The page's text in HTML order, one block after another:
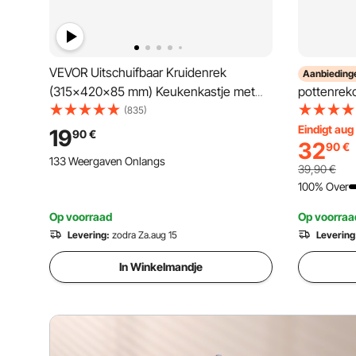
VEVOR Uitschuifbaar Kruidenrek
(315x420x85 mm) Keukenkastje met
Schuiflade Kruidenrek Keukenkastje
Organizer Onderkastplank
345x450x185 mm
(Installatieafmetingen)
(835)
1990€
133 Weergaven Onlangs
Op voorraad
Levering: zodra Za.aug 15
In Winkelmandje
Eindigt aug
3290€
39,90€
100% Over
Op